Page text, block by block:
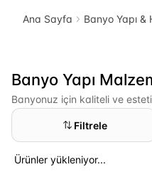
Ana Sayfa Banyo Yapı &
Banyo Yapı
Banyonuz için kaliteli ve
Filtrele
Ürünler yükleniyor...